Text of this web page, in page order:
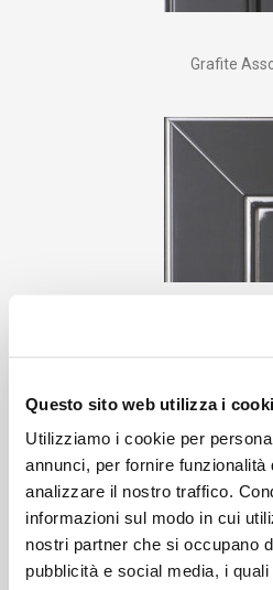
Questo sito web utilizza i
Utilizziamo i cookie per
annunci, per fornire
analizzare il nostro traffico.
informazioni sul modo in cui
nostri partner che si occupano
pubblicità e social media, i
Grafite